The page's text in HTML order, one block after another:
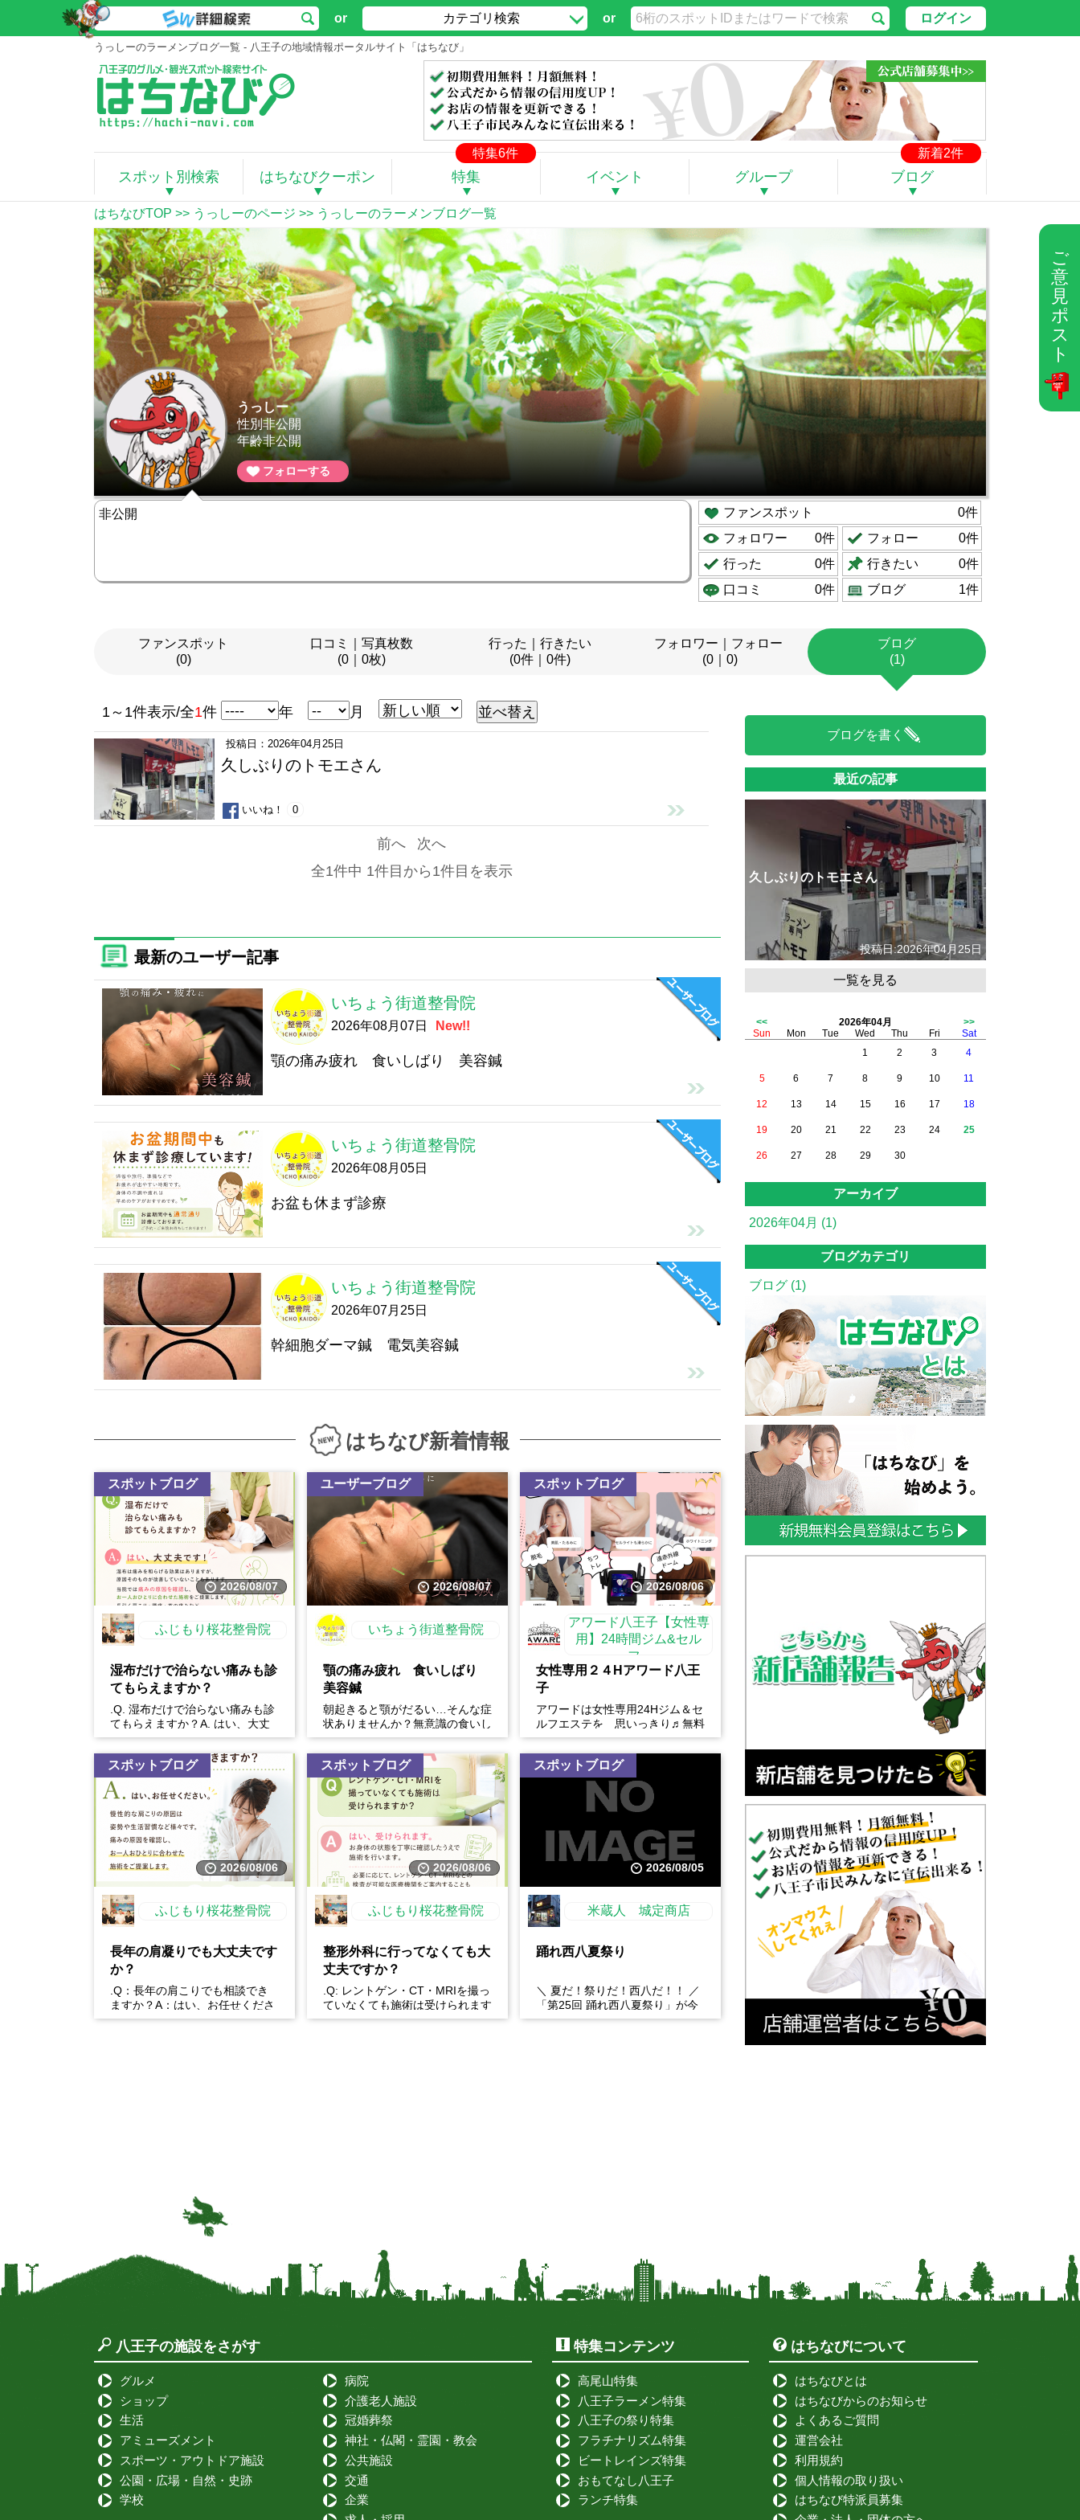
ご
意
見
ポ
ス
ト
or カテゴリ検索 or ログイン
うっしーのラーメンブログ一覧 - 八王子の地域情報ポータルサイト「はちなび」
特集6件 新着2件
スポット別検索 はちなびクーポン 特集 イベント グループ ブログ
はちなびTOP >> うっしーのページ >> うっしーのラーメンブログ一覧
うっしー
性別非公開
年齢非公開
フォローする
非公開 ファンスポット
0件
フォロワー
0件 フォロー
0件
行った
0件 行きたい
0件
口コミ
0件 ブログ 1件
ファンスポット
(0)
口コミ｜写真枚数
(0｜0枚)
行った｜行きたい
(0件｜0件)
フォロワー｜フォロー
(0｜0)
ブログ
(1)
1～1件表示/全1件 年 月
投稿日：2026年04月25日
久しぶりのトモエさん
いいね！ 0
前へ
次へ
全1件中 1件目から1件目を表示
最新のユーザー記事
いちょう街道整骨院
2026年08月07日 New!!
顎の痛み疲れ 食いしばり 美容鍼
いちょう街道整骨院
2026年08月05日
お盆も休まず診療
いちょう街道整骨院
2026年07月25日
幹細胞ダーマ鍼 電気美容鍼
はちなび新着情報
スポットブログ
2026/08/07
ふじもり桜花整骨院
湿布だけで治らない痛みも診
てもらえますか？
.Q. 湿布だけで治らない痛みも診
てもらえますか？A. はい、大丈
夫です！湿布は痛みを和らげる効
果はありますが、原...
ユーザーブログ
2026/08/07
いちょう街道整骨院
顎の痛み疲れ 食いしばり
美容鍼
朝起きると顎がだるい…そんな症
状ありませんか？無意識の食いし
ばりは、顎の痛みや疲れだけでな
く、・フェイスラインの張...
スポットブログ
2026/08/06
アワード八王子【女性専
用】24時間ジム&セル
フ...
女性専用２４Hアワード八王
子
アワードは女性専用24Hジム＆セ
ルフエステを 思いっきり♬無料
体験開催中
スポットブログ
2026/08/06
ふじもり桜花整骨院
長年の肩凝りでも大丈夫です
か？
.Q：長年の肩こりでも相談でき
ますか？A：はい、お任せくださ
い。慢性的な肩こりの原因は姿勢
スポットブログ
2026/08/06
ふじもり桜花整骨院
整形外科に行ってなくても大
丈夫ですか？
.Q: レントゲン・CT・MRIを撮っ
ていなくても施術は受けられます
か？A: はい、受けられます。お
スポットブログ
2026/08/05
米蔵人 城定商店
踊れ西八夏祭り
＼ 夏だ！祭りだ！西八だ！！ ／
「第25回 踊れ西八夏祭り」が今
年もやってくる！ 伝統の【阿波
ブログを書く
最近の記事
久しぶりのトモエさん
投稿日:2026年04月25日
一覧を見る
<< 2026年04月
>>
Sun
Mon Tue Wed Thu Fri
Sat
1
2 3 4
5 6 7 8 9 10 11
12 13 14 15 16 17 18
19 20 21 22 23 24 25
26 27 28 29 30
アーカイブ
2026年04月 (1)
ブログカテゴリ
ブログ (1)
八王子の施設をさがす
グルメ
ショップ
生活
アミューズメント
スポーツ・アウトドア施設
公園・広場・自然・史跡
学校
病院
介護老人施設
冠婚葬祭
神社・仏閣・霊園・教会
公共施設
交通
企業
特集コンテンツ
高尾山特集
八王子ラーメン特集
八王子の祭り特集
フラチナリズム特集
ビートレインズ特集
おもてなし八王子
ランチ特集
はちなびについて
はちなびとは
はちなびからのお知らせ
よくあるご質問
運営会社
利用規約
個人情報の取り扱い
はちなび特派員募集